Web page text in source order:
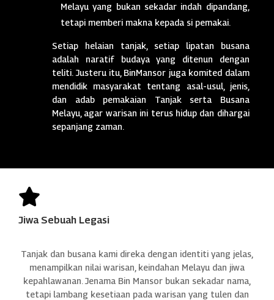
Melayu yang bukan sekadar indah dipandang,
tetapi memberi makna kepada si pemakai.
Setiap helaian tanjak, setiap lipatan busana
adalah naratif budaya yang ditenun dengan
teliti. Justeru itu, BinMansor juga komited dalam
mendidik masyarakat tentang asal-usul, jenis,
dan adab pemakaian Tanjak serta Busana
Melayu, agar warisan ini terus hidup dan dihargai
sepanjang zaman.

Jiwa Sebuah Legasi
Tanjak dan busana kami direka dengan identiti yang jelas,
menampilkan nilai warisan, keindahan Melayu dan jiwa
kepahlawanan. Jenama Bin Mansor bukan sekadar nama,
tetapi lambang kesetiaan pada warisan yang tulen dan